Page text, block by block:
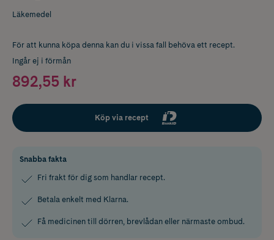
Läkemedel
För att kunna köpa denna kan du i vissa fall behöva ett recept.
Ingår ej i förmån
892,55 kr
Köp via recept
Snabba fakta
Fri frakt för dig som handlar recept.
Betala enkelt med Klarna.
Få medicinen till dörren, brevlådan eller närmaste ombud.